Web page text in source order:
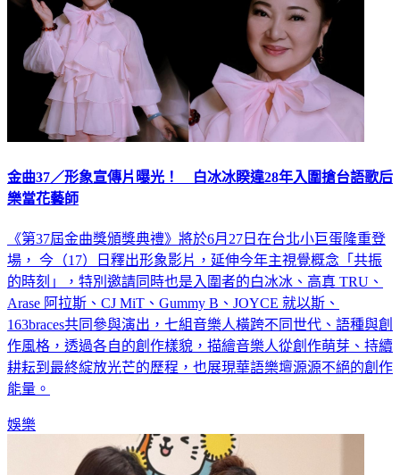
金曲37／形象宣傳片曝光！ 白冰冰睽違28年入圍搶台語歌后
樂當花藝師
《第37屆金曲獎頒獎典禮》將於6月27日在台北小巨蛋隆重登
場， 今（17）日釋出形象影片，延伸今年主視覺概念「共振
的時刻」，特別邀請同時也是入圍者的白冰冰、高真 TRU、
Arase 阿拉斯、CJ MiT、Gummy B、JOYCE 就以斯、
163braces共同參與演出，七組音樂人橫跨不同世代、語種與創
作風格，透過各自的創作樣貌，描繪音樂人從創作萌芽、持續
耕耘到最終綻放光芒的歷程，也展現華語樂壇源源不絕的創作
能量。
娛樂